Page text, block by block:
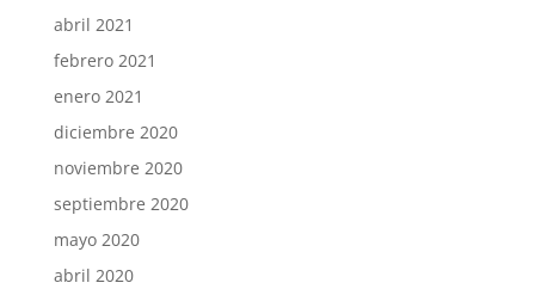
abril 2021
febrero 2021
enero 2021
diciembre 2020
noviembre 2020
septiembre 2020
mayo 2020
abril 2020